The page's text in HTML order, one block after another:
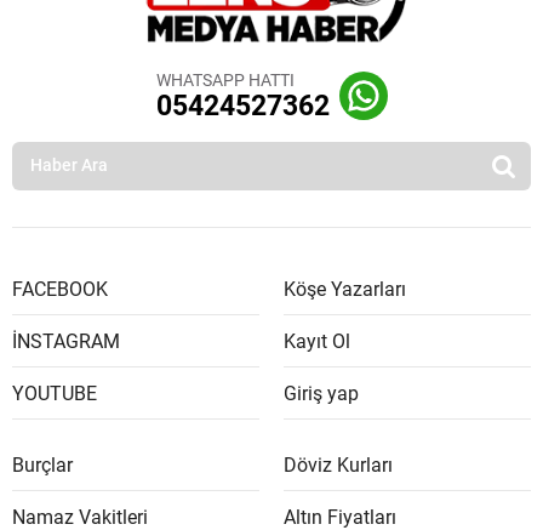
WHATSAPP HATTI
05424527362
FACEBOOK
İNSTAGRAM
YOUTUBE
Köşe Yazarları
Kayıt Ol
Giriş yap
Burçlar
Namaz Vakitleri
Döviz Kurları
Altın Fiyatları